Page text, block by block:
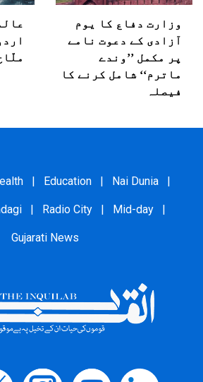
وزارت دفاع کا یوم
آزادی کے دعوت نامے
پر مکمل ’’وندے
ماترم‘‘ شامل کرنے کا
فیصلہ
| Education | Nai Dunia |
| Radio City | Mid-day |
Gujarati News